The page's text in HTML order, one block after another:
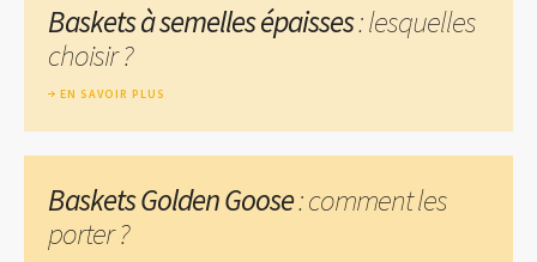
Baskets à semelles épaisses: lesquelles
choisir ?
EN SAVOIR PLUS
Baskets Golden Goose: comment les
porter ?